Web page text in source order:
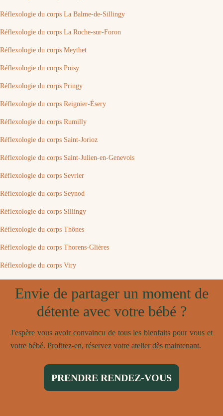
Réflexologie du corps La Balme-de-Sillingy
Réflexologie du corps La Roche-sur-Foron
Réflexologie du corps Meythet
Réflexologie du corps Poisy
Réflexologie du corps Pringy
Réflexologie du corps Reignier-Ésery
Réflexologie du corps Rumilly
Réflexologie du corps Saint-Jorioz
Réflexologie du corps Saint-Julien-en-Genevois
Réflexologie du corps Sevrier
Réflexologie du corps Seynod
Réflexologie du corps Sillingy
Réflexologie du corps Thônes
Réflexologie du corps Thorens-Glières
Réflexologie du corps Viry
Envie de partager un moment de
détente avec votre bébé ?
J'espère vous avoir convaincu de tous les bienfaits pour vous et
votre bébé. Profitez-en, réservez votre atelier dès maintenant.
PRENDRE RENDEZ-VOUS